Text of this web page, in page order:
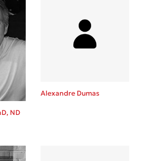
ND
Alexandre Dumas